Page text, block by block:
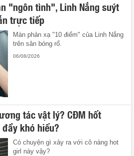
"ngôn tình", Linh Nắng suýt
trực tiếp
Màn phản xạ "10 điểm" của Linh Nắng
trên sân bóng rổ.
06/08/2026
tác vật lý? CĐM hốt
khó hiểu?
Có chuyện gì xảy ra với cô nàng hot
girl này vậy?